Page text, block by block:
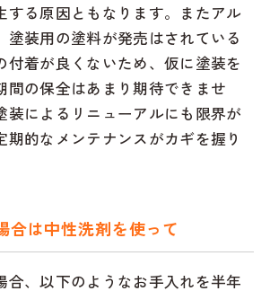
する原因ともなります。またアル
塗装用の塗料が発売はされている
付着が良くないため、仮に塗装を
間の保全はあまり期待できませ
装によるリニューアルにも限界が
期的なメンテナンスがカギを握り
合は中性洗剤を使って
合、以下のようなお手入れを半年